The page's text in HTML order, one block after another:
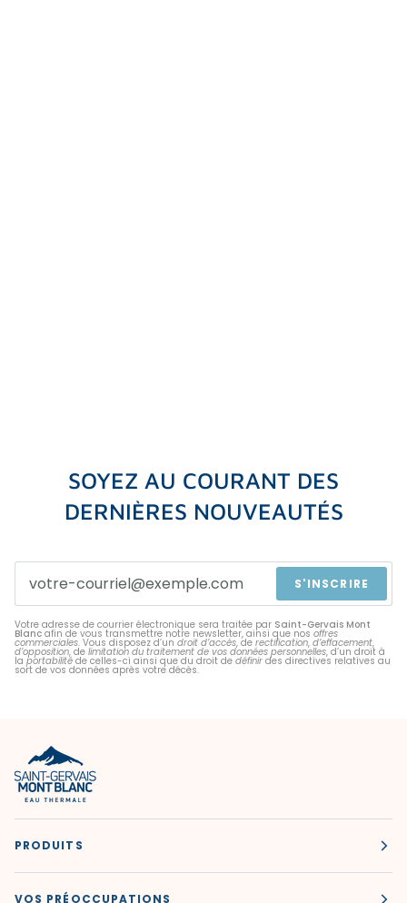
SOYEZ AU COURANT DES
DERNIÈRES NOUVEAUTÉS
S'INSCRIRE
Votre adresse de courrier électronique sera traitée par Saint-Gervais Mont
Blanc afin de vous transmettre notre newsletter, ainsi que nos offres
commerciales. Vous disposez d’un droit d’accès, de rectification, d’effacement,
d’opposition, de limitation du traitement de vos données personnelles, d’un droit à
la portabilité de celles-ci ainsi que du droit de définir des directives relatives au
sort de vos données après votre décès.
PRODUITS
VOS PRÉOCCUPATIONS